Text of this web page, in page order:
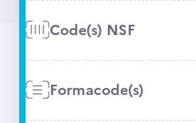
Code(s) NSF
Formacode(s)